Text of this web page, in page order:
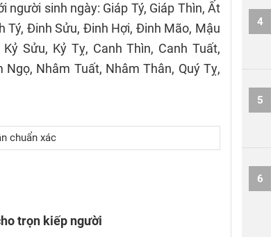
người sinh ngày: Giáp Tý, Giáp Thìn, Ất
Tý, Đinh Sửu, Đinh Hợi, Đinh Mão, Mậu
Sửu, Kỷ Tỵ, Canh Thìn, Canh Tuất,
Ngọ, Nhâm Tuất, Nhâm Thân, Quý Tỵ,
chuẩn xác
trọn kiếp người
4
5
6